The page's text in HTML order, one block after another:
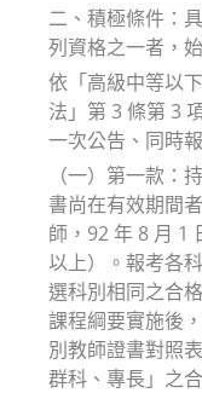
二、積極條件：
列資格之一者，
依「高級中等以
法」第 3 條第 3
一次公告、同時
（一）第一款：
書尚在有效期間
師，92 年 8 月 1
以上）。報考各
選科別相同之合
課程綱要實施後
別教師證書對照
群科、專長」之